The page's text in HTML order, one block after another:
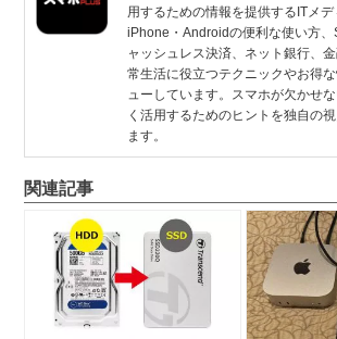
用するための情報を提供するITメデ
iPhone・Androidの便利な使い方、
ャッシュレス決済、ネット銀行、
常生活に役立つテクニックやお得
ューしています。スマホが欠かせ
く活用するためのヒントを独自の
ます。
関連記事